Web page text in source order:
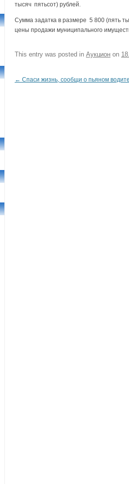
тысяч пятьсот) рублей.
Сумма задатка в размере 5 800 (пять
цены продажи муниципального
This entry was posted in Аукцион on
Post navigation
← Спаси жизнь, сообщи о пьяном